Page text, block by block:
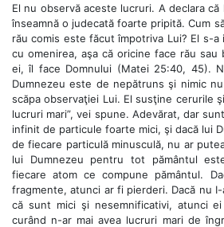
El nu observă aceste lucruri. A declara că
înseamnă o judecată foarte pripită. Cum
rău comis este făcut împotriva Lui? El s-
cu omenirea, aşa că oricine face rău sau
ei, îl face Domnului (Matei 25:40, 45).
Dumnezeu este de nepătruns şi nimic
scăpa observaţiei Lui. El susţine cerurile
lucruri mari”, vei spune. Adevărat, dar
infinit de particule foarte mici, şi dacă lui
de fiecare particulă minusculă, nu ar
lui Dumnezeu pentru tot pământul
fiecare atom ce compune pământul.
fragmente, atunci ar fi pierderi. Dacă nu
că sunt mici şi nesemnificativi, atunci
curând n-ar mai avea lucruri mari de